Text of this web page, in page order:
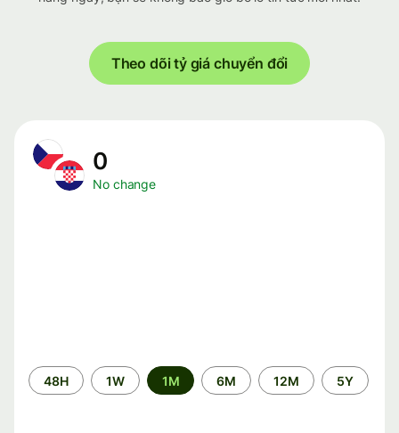
Theo dõi tỷ giá chuyển đổi
0
No change
Time
period
48H 1W 1M 6M 12M 5Y